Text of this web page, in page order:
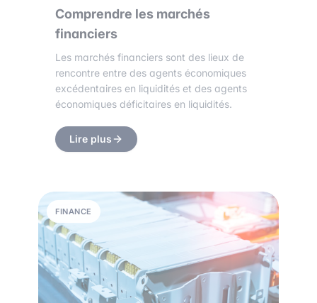
Comprendre les marchés
financiers
Les marchés financiers sont des lieux de
rencontre entre des agents économiques
excédentaires en liquidités et des agents
économiques déficitaires en liquidités.
Lire plus
FINANCE